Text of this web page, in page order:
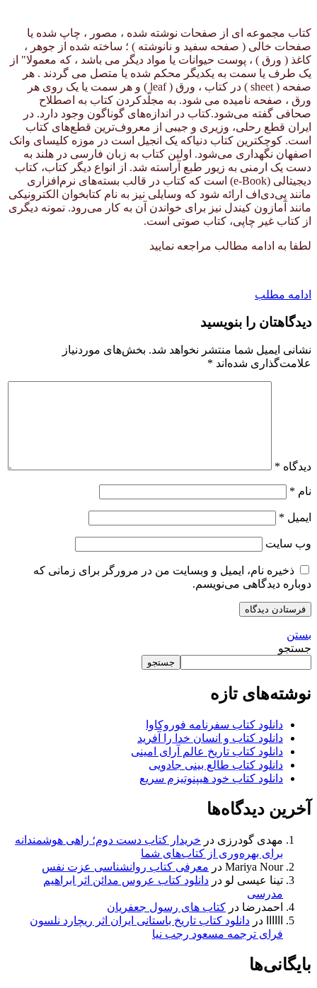
کتاب مجموعه ای از صفحات نوشته شده ، مصور ، چاپ شده یا
صفحات خالی ( صفحه سفید و نانوشته ) ؛ ساخته شده از جوهر ،
کاغذ ( ورق ) ، پوست حیوانات یا مواد دیگر می باشد ، که معمولا" از
یک طرف یا سمت به یکدیگر محکم شده یا متصل می گردند . هر
صفحه ( sheet ) در کتاب ، ورق ( leaf ) و هر سمت یا یک روی هر
ورق ، صفحه نامیده می شود. به مجلّدکردن کتاب به اصطلاح
صحافی گفته می‌شود.کتاب در اندازه‌های گوناگون وجود دارد. در
ایران قطع رحلی، وزیری و جیبی از معروف‌ترین قطع‌های کتاب
است. کوچکترین کتاب دنیاکه یک انجیل است در موزه کلیسای وانک
اصفهان نگهداری می‌شود. اولین کتاب به زبان فارسی در هلند به
دست یک ارمنی به زیور طبع آراسته شد. از انواع دیگر کتاب، کتاب
دیجیتالی (e-Book) است که کتاب در قالب بسته‌های نرم‌افزاری
مانند پی‌دی‌اف ارائه شود که وسایلی نیز به نام کتابخوان الکترونیکی
مانند آمازون کیندل نیز برای خواندن آن به کار می‌رود. نمونه دیگری
از کتاب غیر چاپی، کتاب صوتی است.
لطفا به ادامه مطالب مراجعه نمایید
ادامه مطلب
دیدگاهتان را بنویسید
نشانی ایمیل شما منتشر نخواهد شد. بخش‌های موردنیاز
علامت‌گذاری شده‌اند *
دیدگاه *
نام *
ایمیل *
وب‌ سایت
ذخیره نام، ایمیل و وبسایت من در مرورگر برای زمانی که
دوباره دیدگاهی می‌نویسم.
بستن
جستجو
جستجو
نوشته‌های تازه
دانلود کتاب سفرنامه فوروکاوا
دانلود کتاب و انسان خدا را آفرید
دانلود کتاب تاریخ عالم آرای امینی
دانلود کتاب طالع بینی جادویی
دانلود کتاب خود هیپنوتیزم سریع
آخرین دیدگاه‌ها
مهدی گودرزی در خریدار کتاب دست دوم؛ راهی هوشمندانه
برای بهره‌وری از کتاب‌های شما
Mariya Nour در معرفی کتاب روانشناسی عزت نفس
تینا عیسی لو در دانلود کتاب عروس مدائن اثر ابراهیم
مدرسی
احمدرضا در کتاب های رسول جعفریان
در دانلود کتاب تاریخ باستانی ایران اثر ریچارد نلسون
فرای ترجمه مسعود رجب نیا
بایگانی‌ها